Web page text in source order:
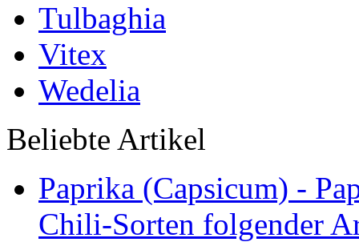
Tulbaghia
Vitex
Wedelia
Beliebte Artikel
Paprika (Capsicum) -
Chili-Sorten folgender